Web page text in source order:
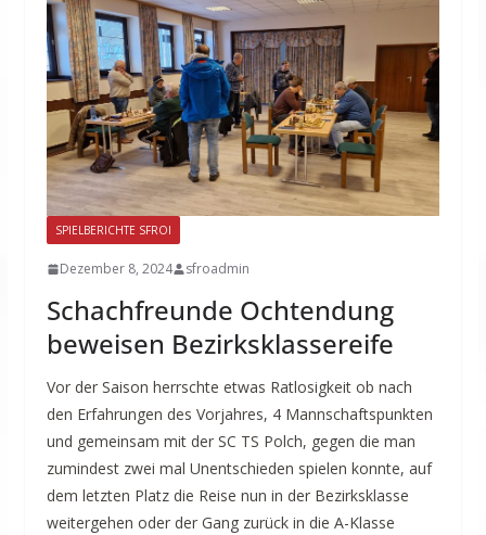
SPIELBERICHTE SFROI
Dezember 8, 2024 sfroadmin
Schachfreunde Ochtendung
beweisen Bezirksklassereife
Vor der Saison herrschte etwas Ratlosigkeit ob nach
den Erfahrungen des Vorjahres, 4 Mannschaftspunkten
und gemeinsam mit der SC TS Polch, gegen die man
zumindest zwei mal Unentschieden spielen konnte, auf
dem letzten Platz die Reise nun in der Bezirksklasse
weitergehen oder der Gang zurück in die A-Klasse